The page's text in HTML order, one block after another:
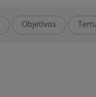
Objetivos